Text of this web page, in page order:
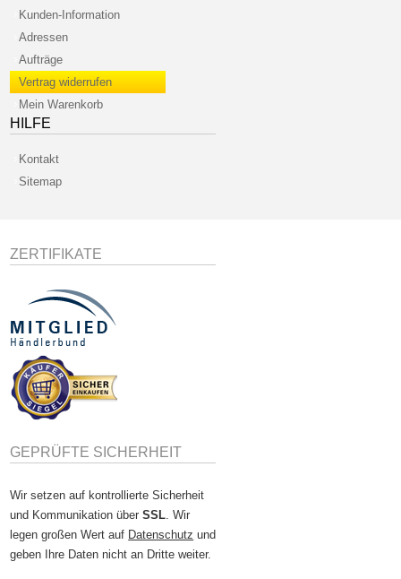
Kunden-Information
Adressen
Aufträge
Vertrag widerrufen
Mein Warenkorb
HILFE
Kontakt
Sitemap
ZERTIFIKATE
GEPRÜFTE SICHERHEIT
Wir setzen auf kontrollierte Sicherheit
und Kommunikation überSSL. Wir
legen großen Wert auf Datenschutz und
geben Ihre Daten nicht an Dritte weiter.